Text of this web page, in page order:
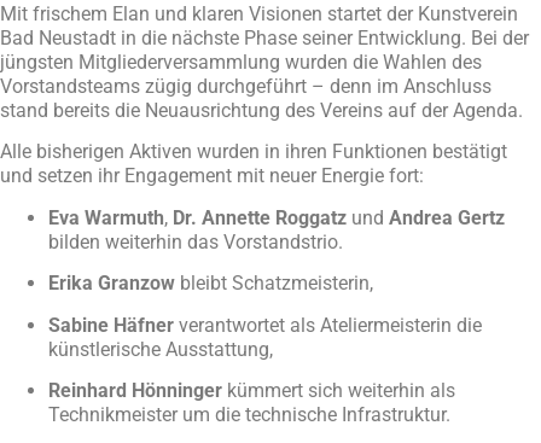
Mit frischem Elan und klaren Visionen startet der Kunstverein
Bad Neustadt in die nächste Phase seiner Entwicklung. Bei der
jüngsten Mitgliederversammlung wurden die Wahlen des
Vorstandsteams zügig durchgeführt – denn im Anschluss
stand bereits die Neuausrichtung des Vereins auf der Agenda.
Alle bisherigen Aktiven wurden in ihren Funktionen bestätigt
und setzen ihr Engagement mit neuer Energie fort:
Eva Warmuth, Dr. Annette Roggatz und Andrea Gertz
bilden weiterhin das Vorstandstrio.
Erika Granzow bleibt Schatzmeisterin,
Sabine Häfner verantwortet als Ateliermeisterin die
künstlerische Ausstattung,
Reinhard Hönninger kümmert sich weiterhin als
Technikmeister um die technische Infrastruktur.